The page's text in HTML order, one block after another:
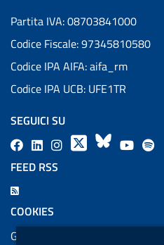
Partita IVA: 08703841000
Codice Fiscale: 97345810580
Codice IPA AIFA: aifa_rm
Codice IPA UCB: UFE1TR
SEGUICI SU
F
a
b
L
i
e
X
B
Y l
FEED RSS
e
e
COOKIES
Gestione cookie